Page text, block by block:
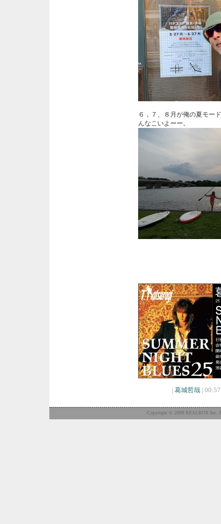
６，７、８月が俺の夏モ
んなこいよーー。
| 葛城哲哉|
Copyright © 2008 REALROX Inc.